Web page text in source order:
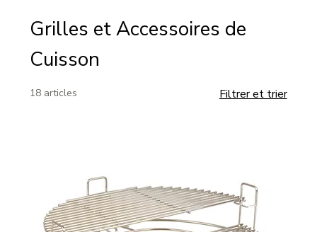
Grilles et Accessoires de
Cuisson
18 articles Filtrer et trier